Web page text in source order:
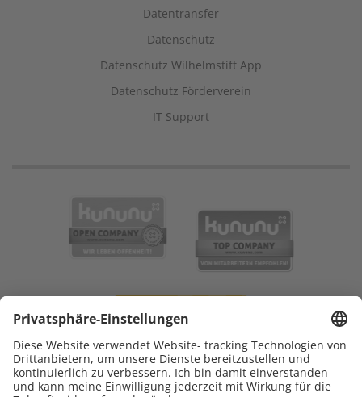
Datentransfer
Datenschutz
Datenschutz Wilhelmstift App
Datenschutz Förderverein
IT Support